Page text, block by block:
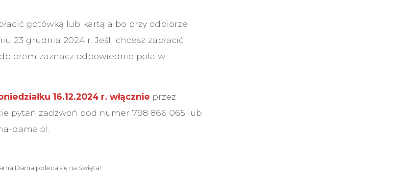
gotówką lub kartą albo przy odbiorze
23 grudnia 2024 r. Jeśli chcesz zapłacić
zaznacz odpowiednie pola w
16.12.2024 r. włącznie przez
pytań zadzwoń pod numer 798 866 065 lub
dama.pl.
Dama poleca się na Święta!